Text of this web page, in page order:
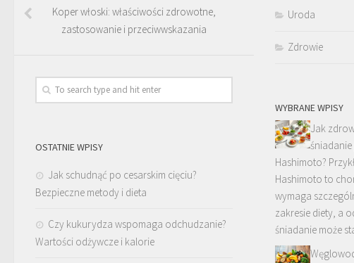
Koper włoski: właściwości zdrowotne,
zastosowanie i przeciwwskazania
OSTATNIE WPISY
Jak schudnąć po cesarskim cięciu?
Bezpieczne metody i dieta
Czy kukurydza wspomaga odchudzanie?
Wartości odżywcze i kalorie
Uroda
Zdrowie
WYBRANE WPISY
Jak
Hashimoto?
Hashimoto to
wymaga
zakresie diety, a
śniadanie może